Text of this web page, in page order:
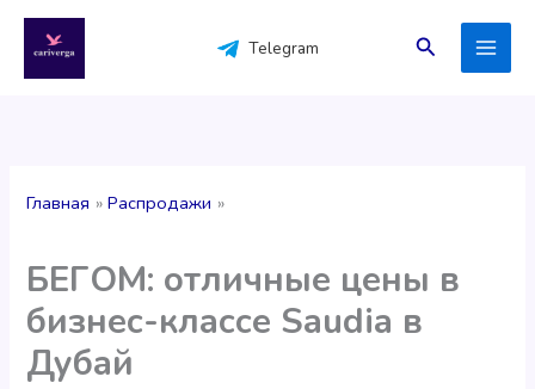
содержимому
Telegram Поиск
Главная Распродажи
БЕГОМ: отличные цены в
бизнес-классе Saudia в
Дубай